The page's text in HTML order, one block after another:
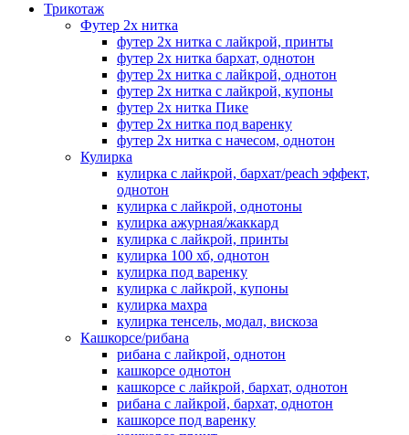
Трикотаж
Футер 2х нитка
футер 2х нитка с лайкрой, принты
футер 2х нитка бархат, однотон
футер 2х нитка с лайкрой, однотон
футер 2х нитка с лайкрой, купоны
футер 2х нитка Пике
футер 2х нитка под варенку
футер 2х нитка с начесом, однотон
Кулирка
кулирка с лайкрой, бархат/peach эффект,
однотон
кулирка с лайкрой, однотоны
кулирка ажурная/жаккард
кулирка с лайкрой, принты
кулирка 100 хб, однотон
кулирка под варенку
кулирка с лайкрой, купоны
кулирка махра
кулирка тенсель, модал, вискоза
Кашкорсе/рибана
рибана с лайкрой, однотон
кашкорсе однотон
кашкорсе с лайкрой, бархат, однотон
рибана с лайкрой, бархат, однотон
кашкорсе под варенку